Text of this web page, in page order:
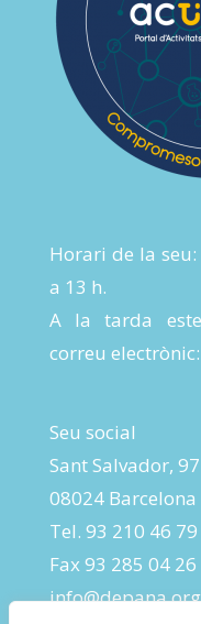
Horari de la
a 13 h.
A la tarda
correu electrònic:
Seu social
Sant Salvador, 97
08024 Barcelona
Tel. 93 210 46 79
Fax 93 285 04 26
info@depana.org